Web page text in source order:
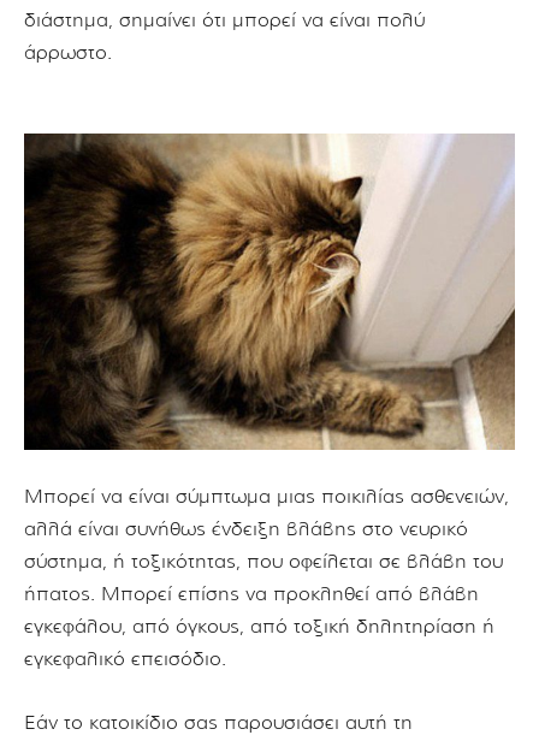
διάστημα, σημαίνει ότι μπορεί να είναι πολύ
άρρωστο.
Μπορεί να είναι σύμπτωμα μιας ποικιλίας ασθενειών,
αλλά είναι συνήθως ένδειξη βλάβης στο νευρικό
σύστημα, ή τοξικότητας, που οφείλεται σε βλάβη του
ήπατος. Μπορεί επίσης να προκληθεί από βλάβη
εγκεφάλου, από όγκους, από τοξική δηλητηρίαση ή
εγκεφαλικό επεισόδιο.
Εάν το κατοικίδιο σας παρουσιάσει αυτή τη